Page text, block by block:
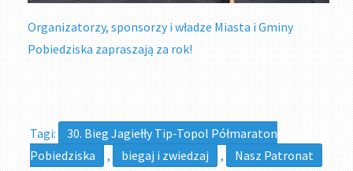
Organizatorzy, sponsorzy i władze Miasta i Gminy
Pobiedziska zapraszają za rok!
Tagi:
30. Bieg Jagiełły Tip-Topol Półmaraton
Pobiedziska
, biegaj i zwiedzaj , Nasz Patronat